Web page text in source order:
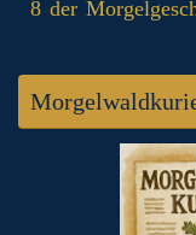
8 der